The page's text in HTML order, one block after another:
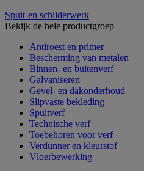
Spuit-en schilderwerk
Bekijk de hele productgroep
Antiroest en primer
Bescherming van metalen
Binnen- en buitenverf
Galvaniseren
Gevel- en dakonderhoud
Slipvaste bekleding
Spuitverf
Technische verf
Toebehoren voor verf
Verdunner en kleurstof
Vloerbewerking